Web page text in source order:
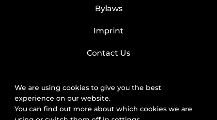
Bylaws
Imprint
Contact Us
We are using cookies to give you the best
experience on our website.
You can find out more about which cookies we are